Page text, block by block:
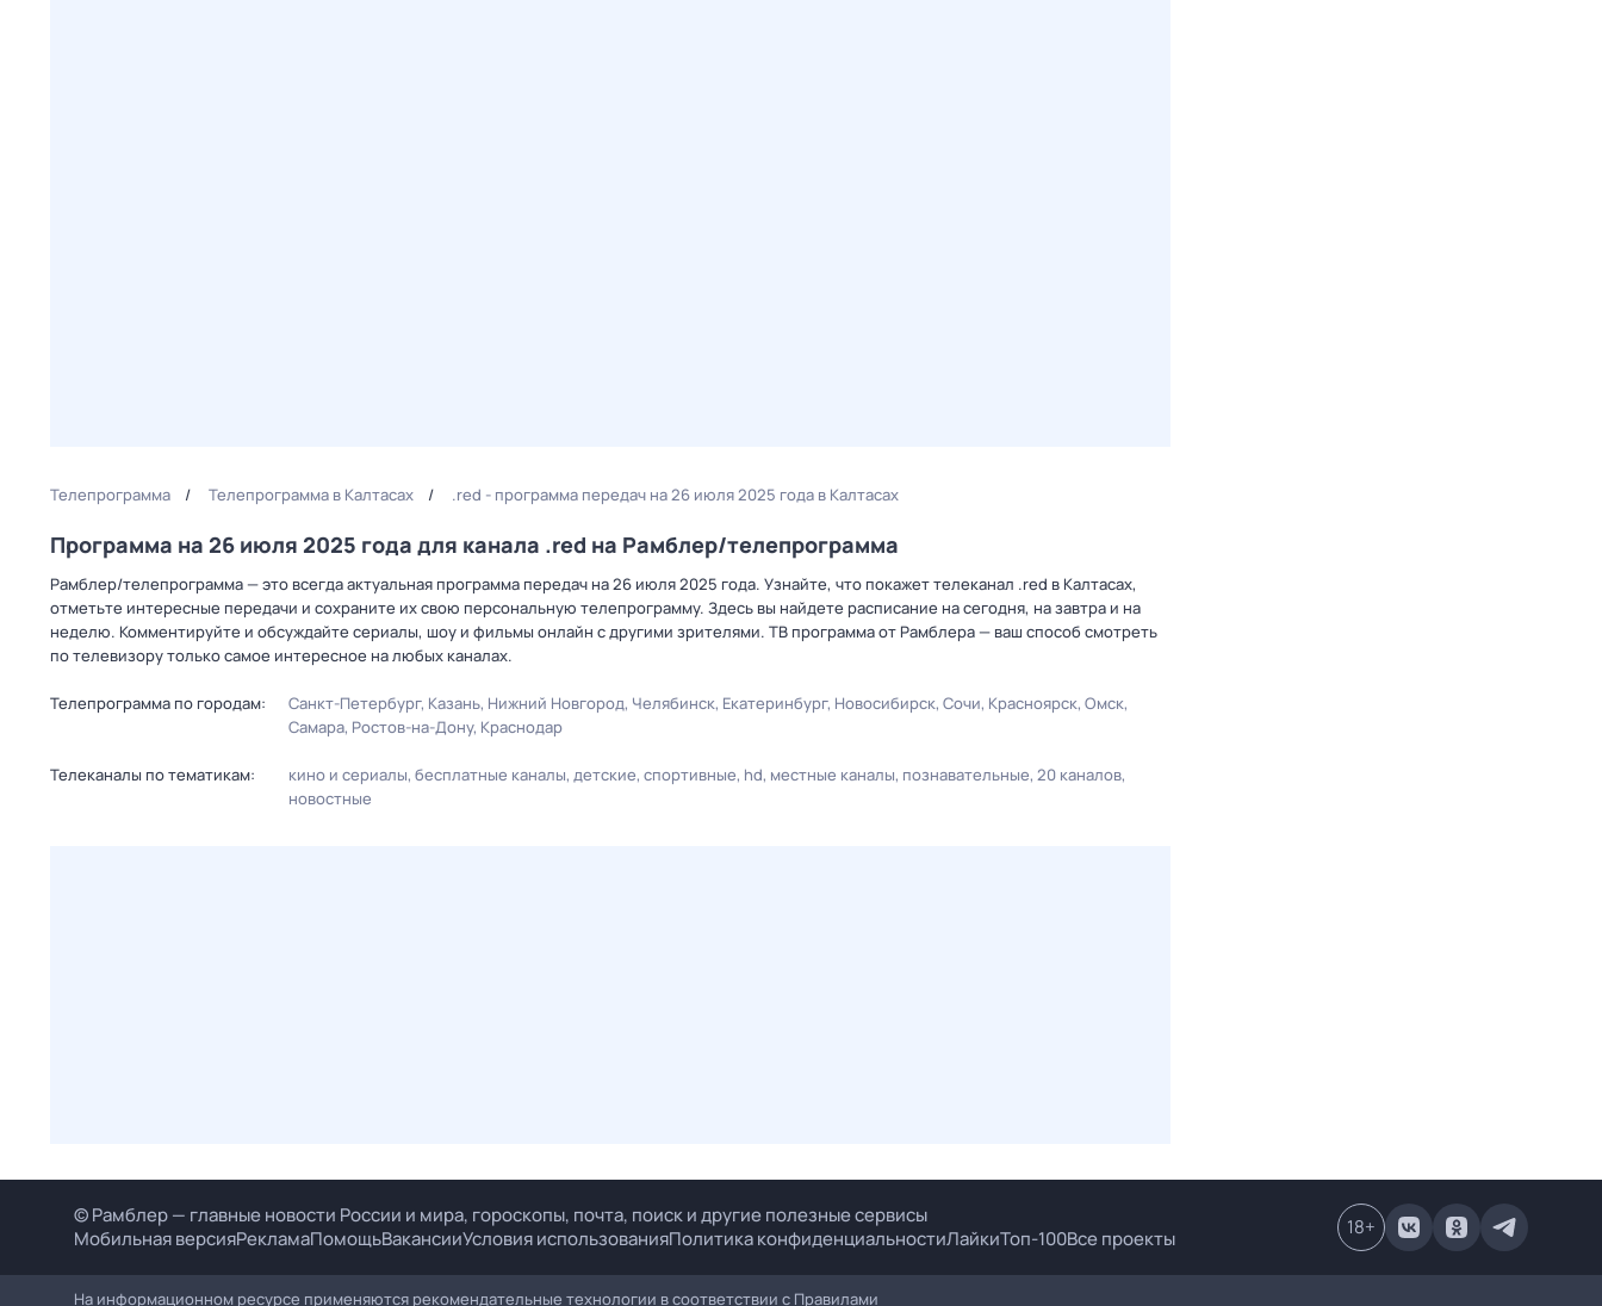
Телепрограмма Телепрограмма в Калтасах .red - программа передач на 26 июля 2025 года в Калтасах
Программа на 26 июля 2025 года для канала .red на Рамблер/телепрограмма
Рамблер/телепрограмма — это всегда актуальная программа передач на 26 июля 2025 года. Узнайте, что покажет телеканал .red в Калтасах,
отметьте интересные передачи и сохраните их свою персональную телепрограмму. Здесь вы найдете расписание на сегодня, на завтра и на
неделю. Комментируйте и обсуждайте сериалы, шоу и фильмы онлайн с другими зрителями. ТВ программа от Рамблера — ваш способ смотреть
по телевизору только самое интересное на любых каналах.
Телепрограмма по городам: Санкт-Петербург Казань Нижний Новгород Челябинск Екатеринбург Новосибирск Сочи Красноярск Омск
Самара Ростов-на-Дону Краснодар
Телеканалы по тематикам: кино и сериалы бесплатные каналы детские спортивные hd местные каналы познавательные 20 каналов
новостные
© Рамблер — главные новости России и мира, гороскопы, почта, поиск и другие полезные сервисы
Мобильная версияРекламаПомощьВакансииУсловия использованияПолитика конфиденциальностиЛайкиТоп-100Все проекты 18+
На информационном ресурсе применяются рекомендательные технологии в соответствии с Правилами